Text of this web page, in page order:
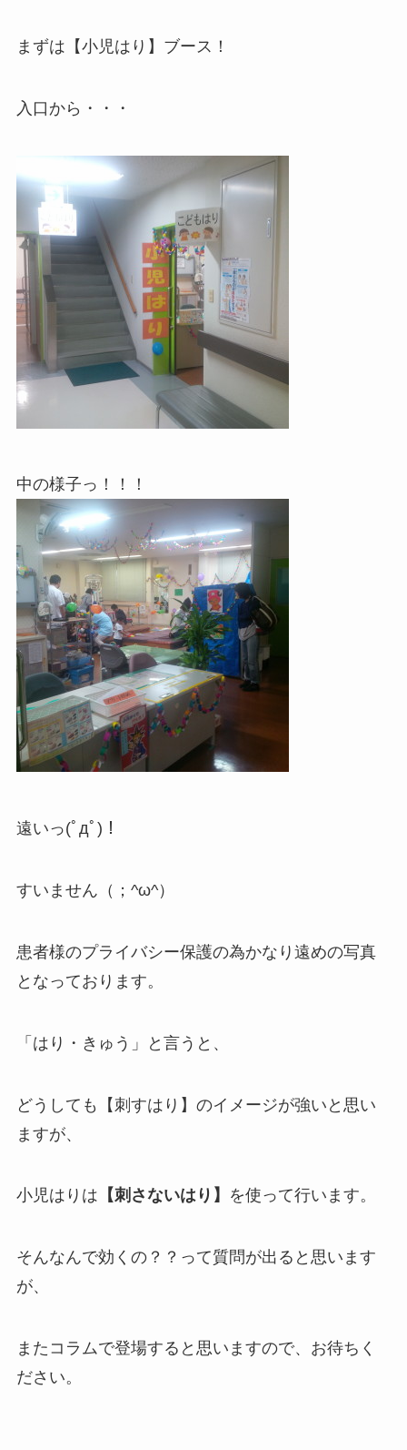
まずは【小児はり】ブース！
入口から・・・
中の様子っ！！！
遠いっ(ﾟдﾟ)！
すいません（；^ω^）
患者様のプライバシー保護の為かなり遠めの写真
となっております。
「はり・きゅう」と言うと、
どうしても【刺すはり】のイメージが強いと思い
ますが、
小児はりは 【刺さないはり】 を使って行います。
そんなんで効くの？？って質問が出ると思います
が、
またコラムで登場すると思いますので、お待ちく
ださい。